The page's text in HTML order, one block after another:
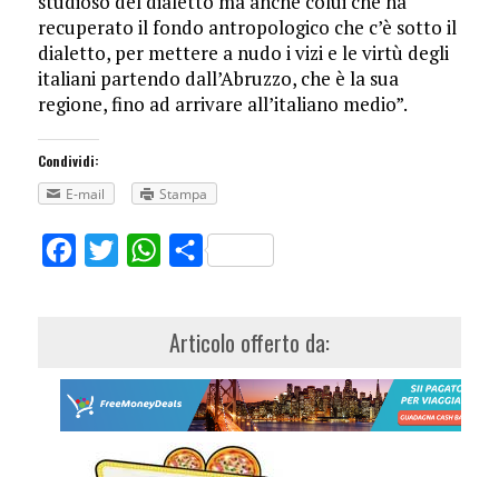
recuperato il fondo antropologico che c’è sotto il
dialetto, per mettere a nudo i vizi e le virtù degli
italiani partendo dall’Abruzzo, che è la sua
regione, fino ad arrivare all’italiano medio”.
Condividi:
E-mail
Stampa
FacebookTwitterWhatsApp
Share
Articolo offerto da: